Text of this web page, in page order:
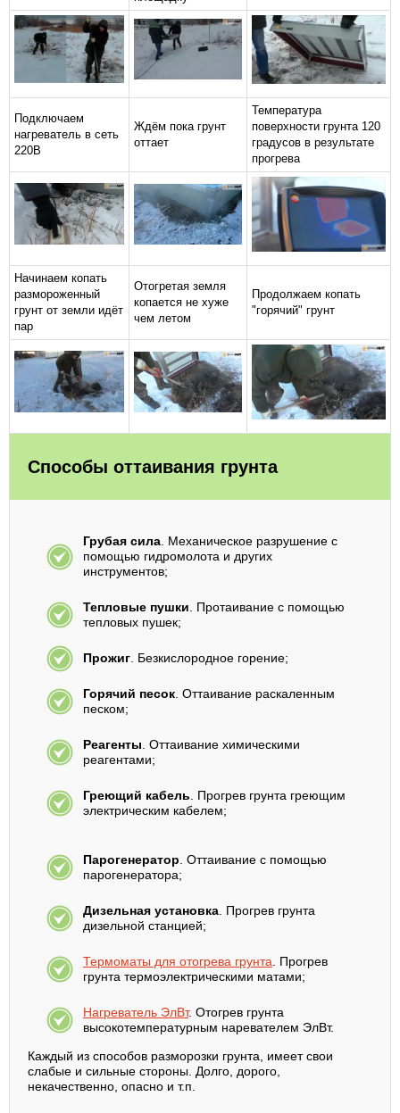
Подключаем
нагреватель в сеть
220В
Ждём пока грунт
оттает
Температура
поверхности грунта 120
градусов в результате
прогрева
Начинаем копать
размороженный
грунт от земли идёт
пар
Отогретая земля
копается не хуже
чем летом
Продолжаем копать
"горячий" грунт
Способы оттаивания грунта
Грубая сила . Механическое разрушение с
помощью гидромолота и других
инструментов;
Тепловые пушки . Протаивание с помощью
тепловых пушек;
Прожиг . Безкислородное горение;
Горячий песок . Оттаивание раскаленным
песком;
Реагенты . Оттаивание химическими
реагентами;
Греющий кабель . Прогрев грунта греющим
электрическим кабелем;
Парогенератор . Оттаивание с помощью
парогенератора;
Дизельная установка . Прогрев грунта
дизельной станцией;
Термоматы для отогрева грунта . Прогрев
грунта термоэлектрическими матами;
Нагреватель ЭлВт. Отогрев грунта
высокотемпературным наревателем ЭлВт.
Каждый из способов разморозки грунта, имеет свои
слабые и сильные стороны. Долго, дорого,
некачественно, опасно и т.п.